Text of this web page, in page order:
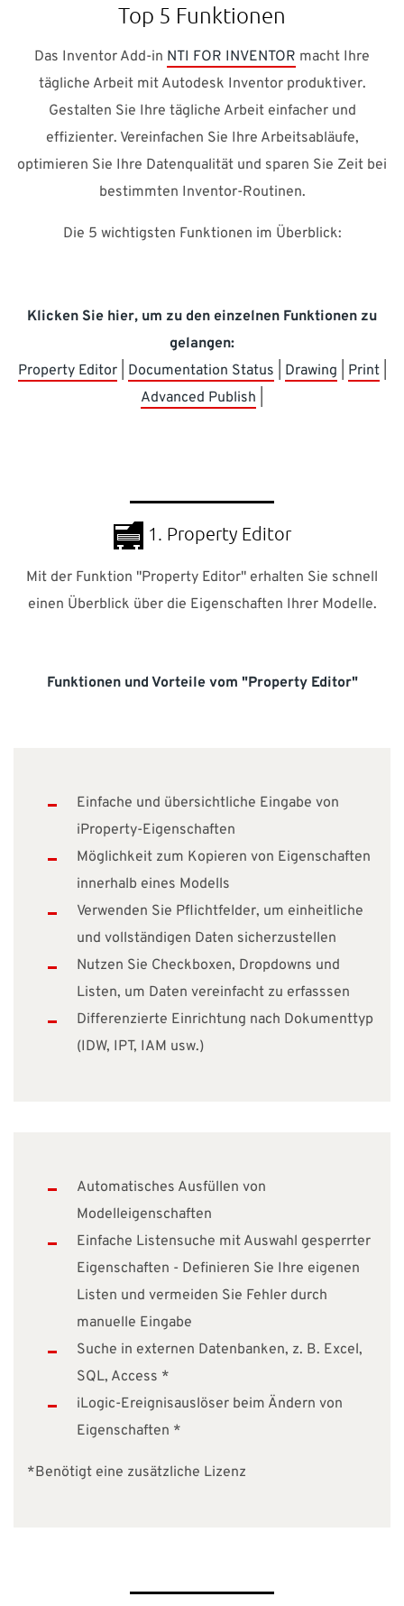
Top 5 Funktionen
Das Inventor Add-in NTI FOR INVENTOR macht Ihre
tägliche Arbeit mit Autodesk Inventor produktiver.
Gestalten Sie Ihre tägliche Arbeit einfacher und
effizienter. Vereinfachen Sie Ihre Arbeitsabläufe,
optimieren Sie Ihre Datenqualität und sparen Sie Zeit bei
bestimmten Inventor-Routinen.
Die 5 wichtigsten Funktionen im Überblick:
Klicken Sie hier, um zu den einzelnen Funktionen zu
gelangen:
Property Editor| Documentation Status Drawing Print|
Advanced Publish
1. Property Editor
Mit der Funktion "Property Editor" erhalten Sie schnell
einen Überblick über die Eigenschaften Ihrer Modelle.
Funktionen und Vorteile vom "Property Editor"
Einfache und übersichtliche Eingabe von
iProperty-Eigenschaften
Möglichkeit zum Kopieren von Eigenschaften
innerhalb eines Modells
Verwenden Sie Pflichtfelder, um einheitliche
und vollständigen Daten sicherzustellen
Nutzen Sie Checkboxen, Dropdowns und
Listen, um Daten vereinfacht zu erfasssen
Differenzierte Einrichtung nach Dokumenttyp
(IDW, IPT, IAM usw.)
Automatisches Ausfüllen von
Modelleigenschaften
Einfache Listensuche mit Auswahl gesperrter
Eigenschaften - Definieren Sie Ihre eigenen
Listen und vermeiden Sie Fehler durch
manuelle Eingabe
Suche in externen Datenbanken, z. B. Excel,
SQL, Access *
iLogic-Ereignisauslöser beim Ändern von
Eigenschaften *
*Benötigt eine zusätzliche Lizenz